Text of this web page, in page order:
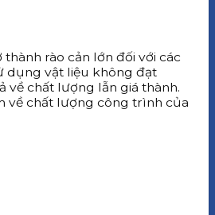
rào cản lớn đối với các
dụng vật liệu không đạt
về chất lượng lẫn giá thành.
về chất lượng công trình của